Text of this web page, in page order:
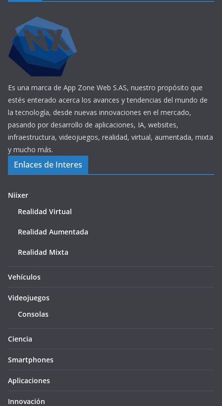
Es una marca de App Zone Web S.AS, nuestro propósito que
estés enterado acerca los avances y tendencias del mundo de
la tecnología, desde nuevas innovaciones en el mercado,
pasando por desarrollo de aplicaciones, IA, websites,
infraestructura, videojuegos, realidad, virtual, aumentada, mixta
y mucho más.
Enlaces de Interes
Niixer
Realidad Virtual
Realidad Aumentada
Realidad Mixta
Vehículos
Videojuegos
Consolas
Ciencia
Smartphones
Aplicaciones
Innovación